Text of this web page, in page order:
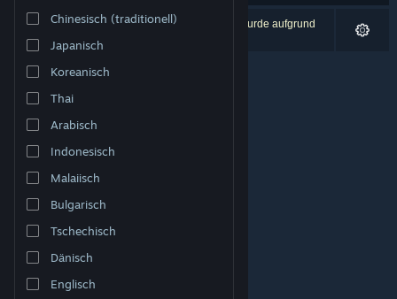
Sprache ändern
Steam-Mobile-App herunterladen
Desktopversion anzeigen
Chinesisch (traditionell)
Japanisch
Koreanisch
Thai
Arabisch
Indonesisch
Malaiisch
Bulgarisch
Tschechisch
Dänisch
Englisch
0 Ergebnisse entsprechen Ihrer Suche. 1 Titel wurde aufgrund
Ihrer Einstellungen ausgeschlossen.